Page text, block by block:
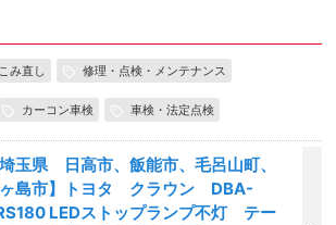
み直し 修理・点検・メンテナンス
カーコン車検 車検・法定点検
埼玉県 日高市、飯能市、毛呂山町、
島市】トヨタ クラウン DBA-
LEDストップランプ不灯 テー